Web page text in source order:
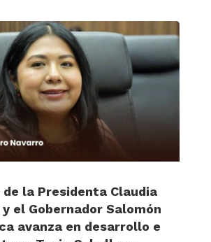
de la Presidenta Claudia
el Gobernador Salomón
avanza en desarrollo e